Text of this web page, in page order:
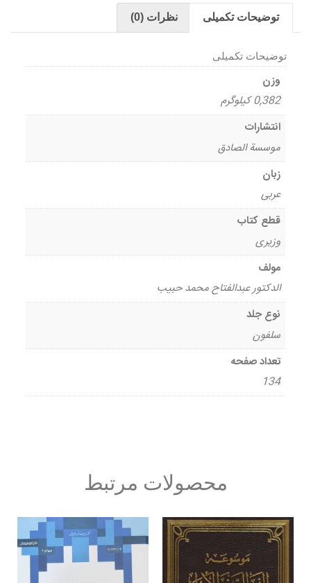
توضیحات تکمیلی نظرات (0)
توضیحات تکمیلی
وزن
0,382 کیلوگرم
انتشارات
موسسة الصادق
زبان
عربی
قطع کتاب
وزیری
مولف
الدکتور عبدالفتاح محمد حبیب
نوع جلد
سلفون
تعداد صفحه
134
محصولات مرتبط